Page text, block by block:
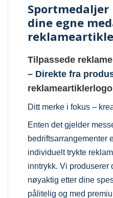
Sportmedaljer
dine egne
Tilpassede
– Direkte fra
Ditt merke i fokus –
Enten det gjelder
bedriftsarrangementer
individuelt trykte
inntrykk. Vi produserer
nøyaktig etter dine
pålitelig og med